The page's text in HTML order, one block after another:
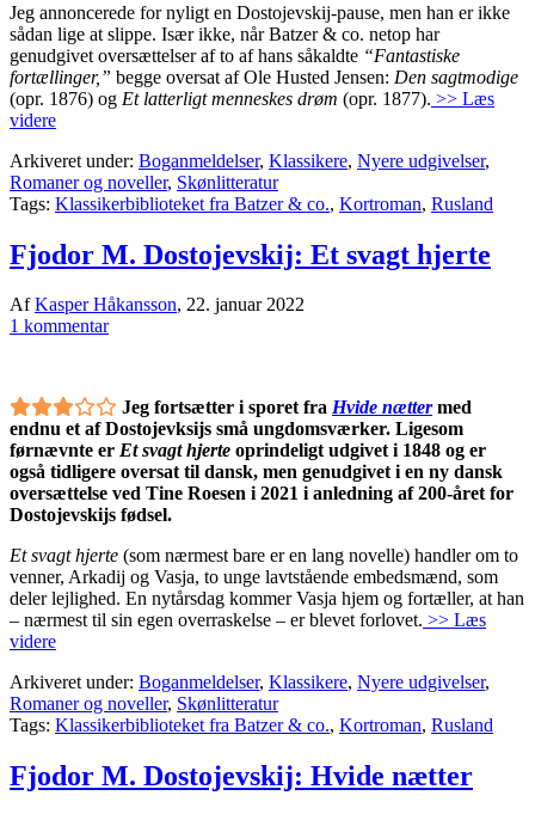
Jeg annoncerede for nyligt en Dostojevskij-pause, men han er ikke
sådan lige at slippe. Især ikke, når Batzer & co. netop har
genudgivet oversættelser af to af hans såkaldte “Fantastiske
fortællinger,” begge oversat af Ole Husted Jensen: Den sagtmodige
(opr. 1876) og Et latterligt menneskes drøm (opr. 1877). >> Læs
videre
Arkiveret under: Boganmeldelser, Klassikere, Nyere udgivelser,
Romaner og noveller, Skønlitteratur
Tags: Klassikerbiblioteket fra Batzer & co., Kortroman, Rusland
Fjodor M. Dostojevskij: Et svagt hjerte
AfKasper Håkansson, 22. januar 2022
1 kommentar
Jeg fortsætter i sporet fra Hvide nættermed
endnu et af Dostojevksijs små ungdomsværker. Ligesom
førnævnte er Et svagt hjerte oprindeligt udgivet i 1848 og er
også tidligere oversat til dansk, men genudgivet i en ny dansk
oversættelse ved Tine Roesen i 2021 i anledning af 200-året for
Dostojevskijs fødsel.
Et svagt hjerte (som nærmest bare er en lang novelle) handler om to
venner, Arkadij og Vasja, to unge lavtstående embedsmænd, som
deler lejlighed. En nytårsdag kommer Vasja hjem og fortæller, at han
– nærmest til sin egen overraskelse – er blevet forlovet. >> Læs
videre
Arkiveret under: Boganmeldelser, Klassikere, Nyere udgivelser,
Romaner og noveller, Skønlitteratur
Tags: Klassikerbiblioteket fra Batzer & co., Kortroman, Rusland
Fjodor M. Dostojevskij: Hvide nætter